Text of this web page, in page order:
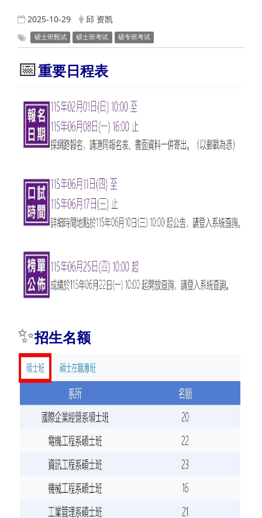
2025-10-29 邱 资凯
硕士班甄试 硕士班考试 硕专班考试
📅重要日程表
✨招生名额